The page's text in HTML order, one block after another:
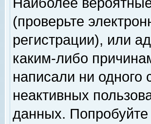
(проверьте
регистрации), или
каким-либо
написали ни
неактивных
данных. Попробуйте